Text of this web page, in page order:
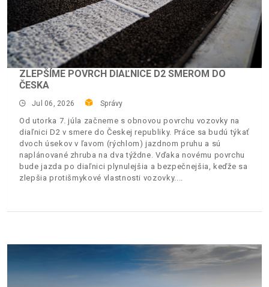
ZLEPŠÍME POVRCH DIAĽNICE D2 SMEROM DO
ČESKA
Jul 06, 2026 Správy
Od utorka 7. júla začneme s obnovou povrchu vozovky na
diaľnici D2 v smere do Českej republiky. Práce sa budú týkať
dvoch úsekov v ľavom (rýchlom) jazdnom pruhu a sú
naplánované zhruba na dva týždne. Vďaka novému povrchu
bude jazda po diaľnici plynulejšia a bezpečnejšia, keďže sa
zlepšia protišmykové vlastnosti vozovky.